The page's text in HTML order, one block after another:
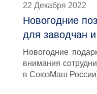
22 Декабря 2022
Новогодние
для заводчан
Новогодние
внимания
в СоюзМаш